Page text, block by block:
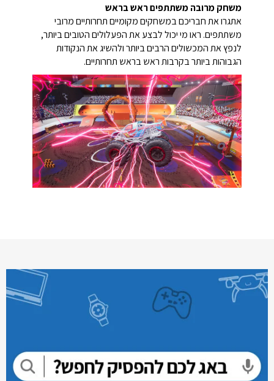
משחק מרובה משתתפים ראש בראש
אתגרו את חבריכם במשחקים מקומיים תחרותיים מרובי
משתתפים. ראו מי יכול לבצע את הפעלולים הטובים ביותר,
לנפץ את המכשולים הרבים ביותר ולהשיג את הנקודות
הגבוהות ביותר בקרבות ראש בראש תחרותיים.